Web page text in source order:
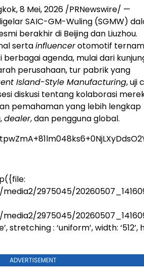
,8 Mei, 2026 /PRNewswire/ —
SAIC-GM-Wuling (SGMW)
berakhir di Beijing dan Liuzhou.
sertainfluencerotomotif
agenda, mulai dari
perusahaan, tur pabrik yang
Island-Style Manufacturing, uji
diskusi tentang kolaborasi
pemahaman yang lebih lengkap
dealer, dan pengguna global.
2975045/
2975045/
stretching : ‘uniform’, width: ‘512’,
ADVERTISEMENT